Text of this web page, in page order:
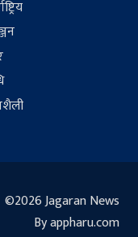
©2026 Jagaran News
By appharu.com